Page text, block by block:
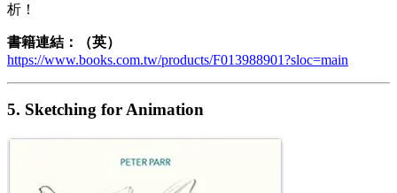
析！
書籍連結：（英）
https://www.books.com.tw/products/F013988901?sloc=main
5. Sketching for Animation